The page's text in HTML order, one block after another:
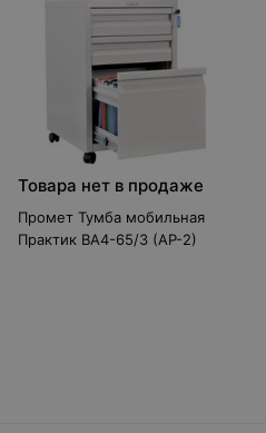
Товара нет в продаже
Промет Тумба мобильная
Практик BA4-65/3 (AP-2)